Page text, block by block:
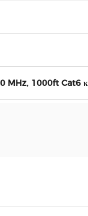
MHz, 1000ft Cat6